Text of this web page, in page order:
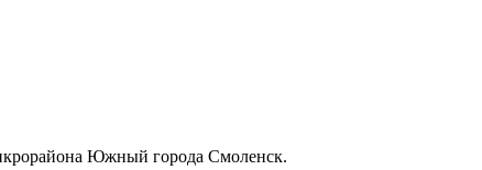
Южный города Смоленск.